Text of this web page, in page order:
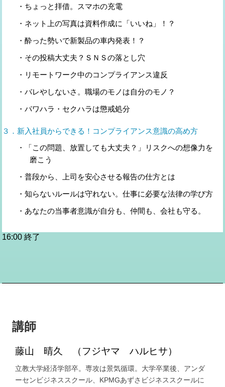
・ちょっと拝借。スマホの充電
・ネット上の写真は資料作成に「いいね」！？
・酔った勢いで新製品の車内発表！？
・その投稿大丈夫？ＳＮＳの落とし穴
・リモートワーク中のコンプライアンス違反
・バレやしないさ。職場のモノは自分のモノ？
・パワハラ・セクハラは懲戒処分
３．新入社員からできる！コンプライアンス意識の高め方
・「この問題、放置しても大丈夫？」リスクへの想像力を
磨こう
・普段から、上司を安心させる報告の仕方とは
・知らないルールは守れない。仕事に必要な法律の学び方
・あなたの当事者意識が自分も、仲間も、会社も守る。
16:00 終了
講師
藤山 晴久 （フジヤマ ハルヒサ）
立教大学経済学部卒。専攻は景気循環。大学卒業後、アンダ
ーセンビジネススクール、KPMGあずさビジネススクールに